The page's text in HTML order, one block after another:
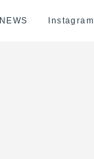
NEWS Instagram